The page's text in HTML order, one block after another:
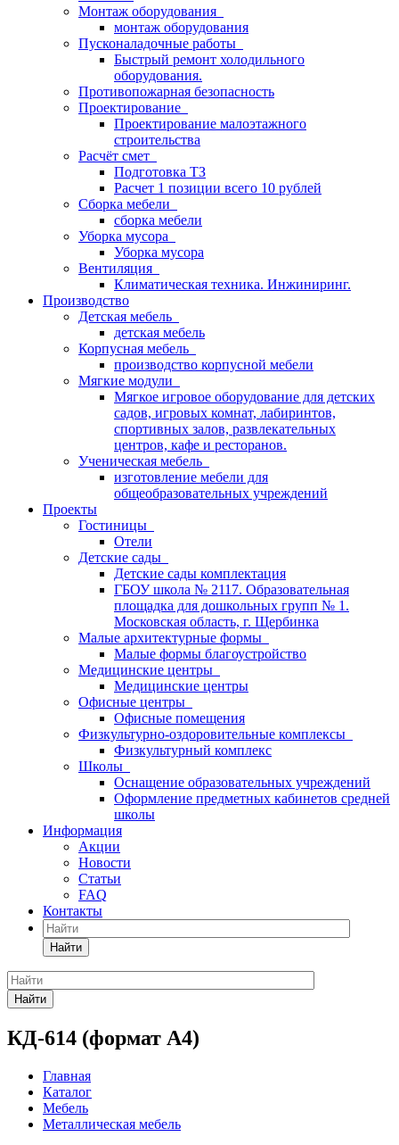
Монтаж оборудования
монтаж оборудования
Пусконаладочные работы
Быстрый ремонт холодильного
оборудования.
Противопожарная безопасность
Проектирование
Проектирование малоэтажного
строительства
Расчёт смет
Подготовка ТЗ
Расчет 1 позиции всего 10 рублей
Сборка мебели
сборка мебели
Уборка мусора
Уборка мусора
Вентиляция
Климатическая техника. Инжиниринг.
Производство
Детская мебель
детская мебель
Корпусная мебель
производство корпусной мебели
Мягкие модули
Мягкое игровое оборудование для детских
садов, игровых комнат, лабиринтов,
спортивных залов, развлекательных
центров, кафе и ресторанов.
Ученическая мебель
изготовление мебели для
общеобразовательных учреждений
Проекты
Гостиницы
Отели
Детские сады
Детские сады комплектация
ГБОУ школа № 2117. Образовательная
площадка для дошкольных групп № 1.
Московская область, г. Щербинка
Малые архитектурные формы
Малые формы благоустройство
Медицинские центры
Медицинские центры
Офисные центры
Офисные помещения
Физкультурно-оздоровительные комплексы
Физкультурный комплекс
Школы
Оснащение образовательных учреждений
Оформление предметных кабинетов средней
школы
Информация
Акции
Новости
Статьи
FAQ
Контакты
Найти
Найти
КД-614 (формат А4)
Главная
Каталог
Мебель
Металлическая мебель